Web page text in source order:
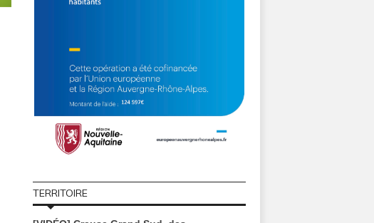
TERRITOIRE